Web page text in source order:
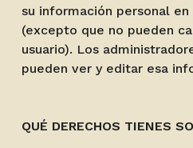
su información personal
(excepto que no pueden
usuario). Los
pueden ver y editar esa
QUÉ DERECHOS TIENES